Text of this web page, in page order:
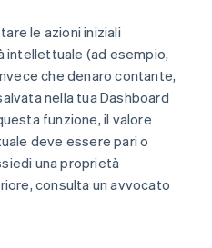
le azioni iniziali
intellettuale (ad esempio,
che denaro contante,
nella tua Dashboard
funzione, il valore
deve essere pari o
una proprietà
consulta un avvocato